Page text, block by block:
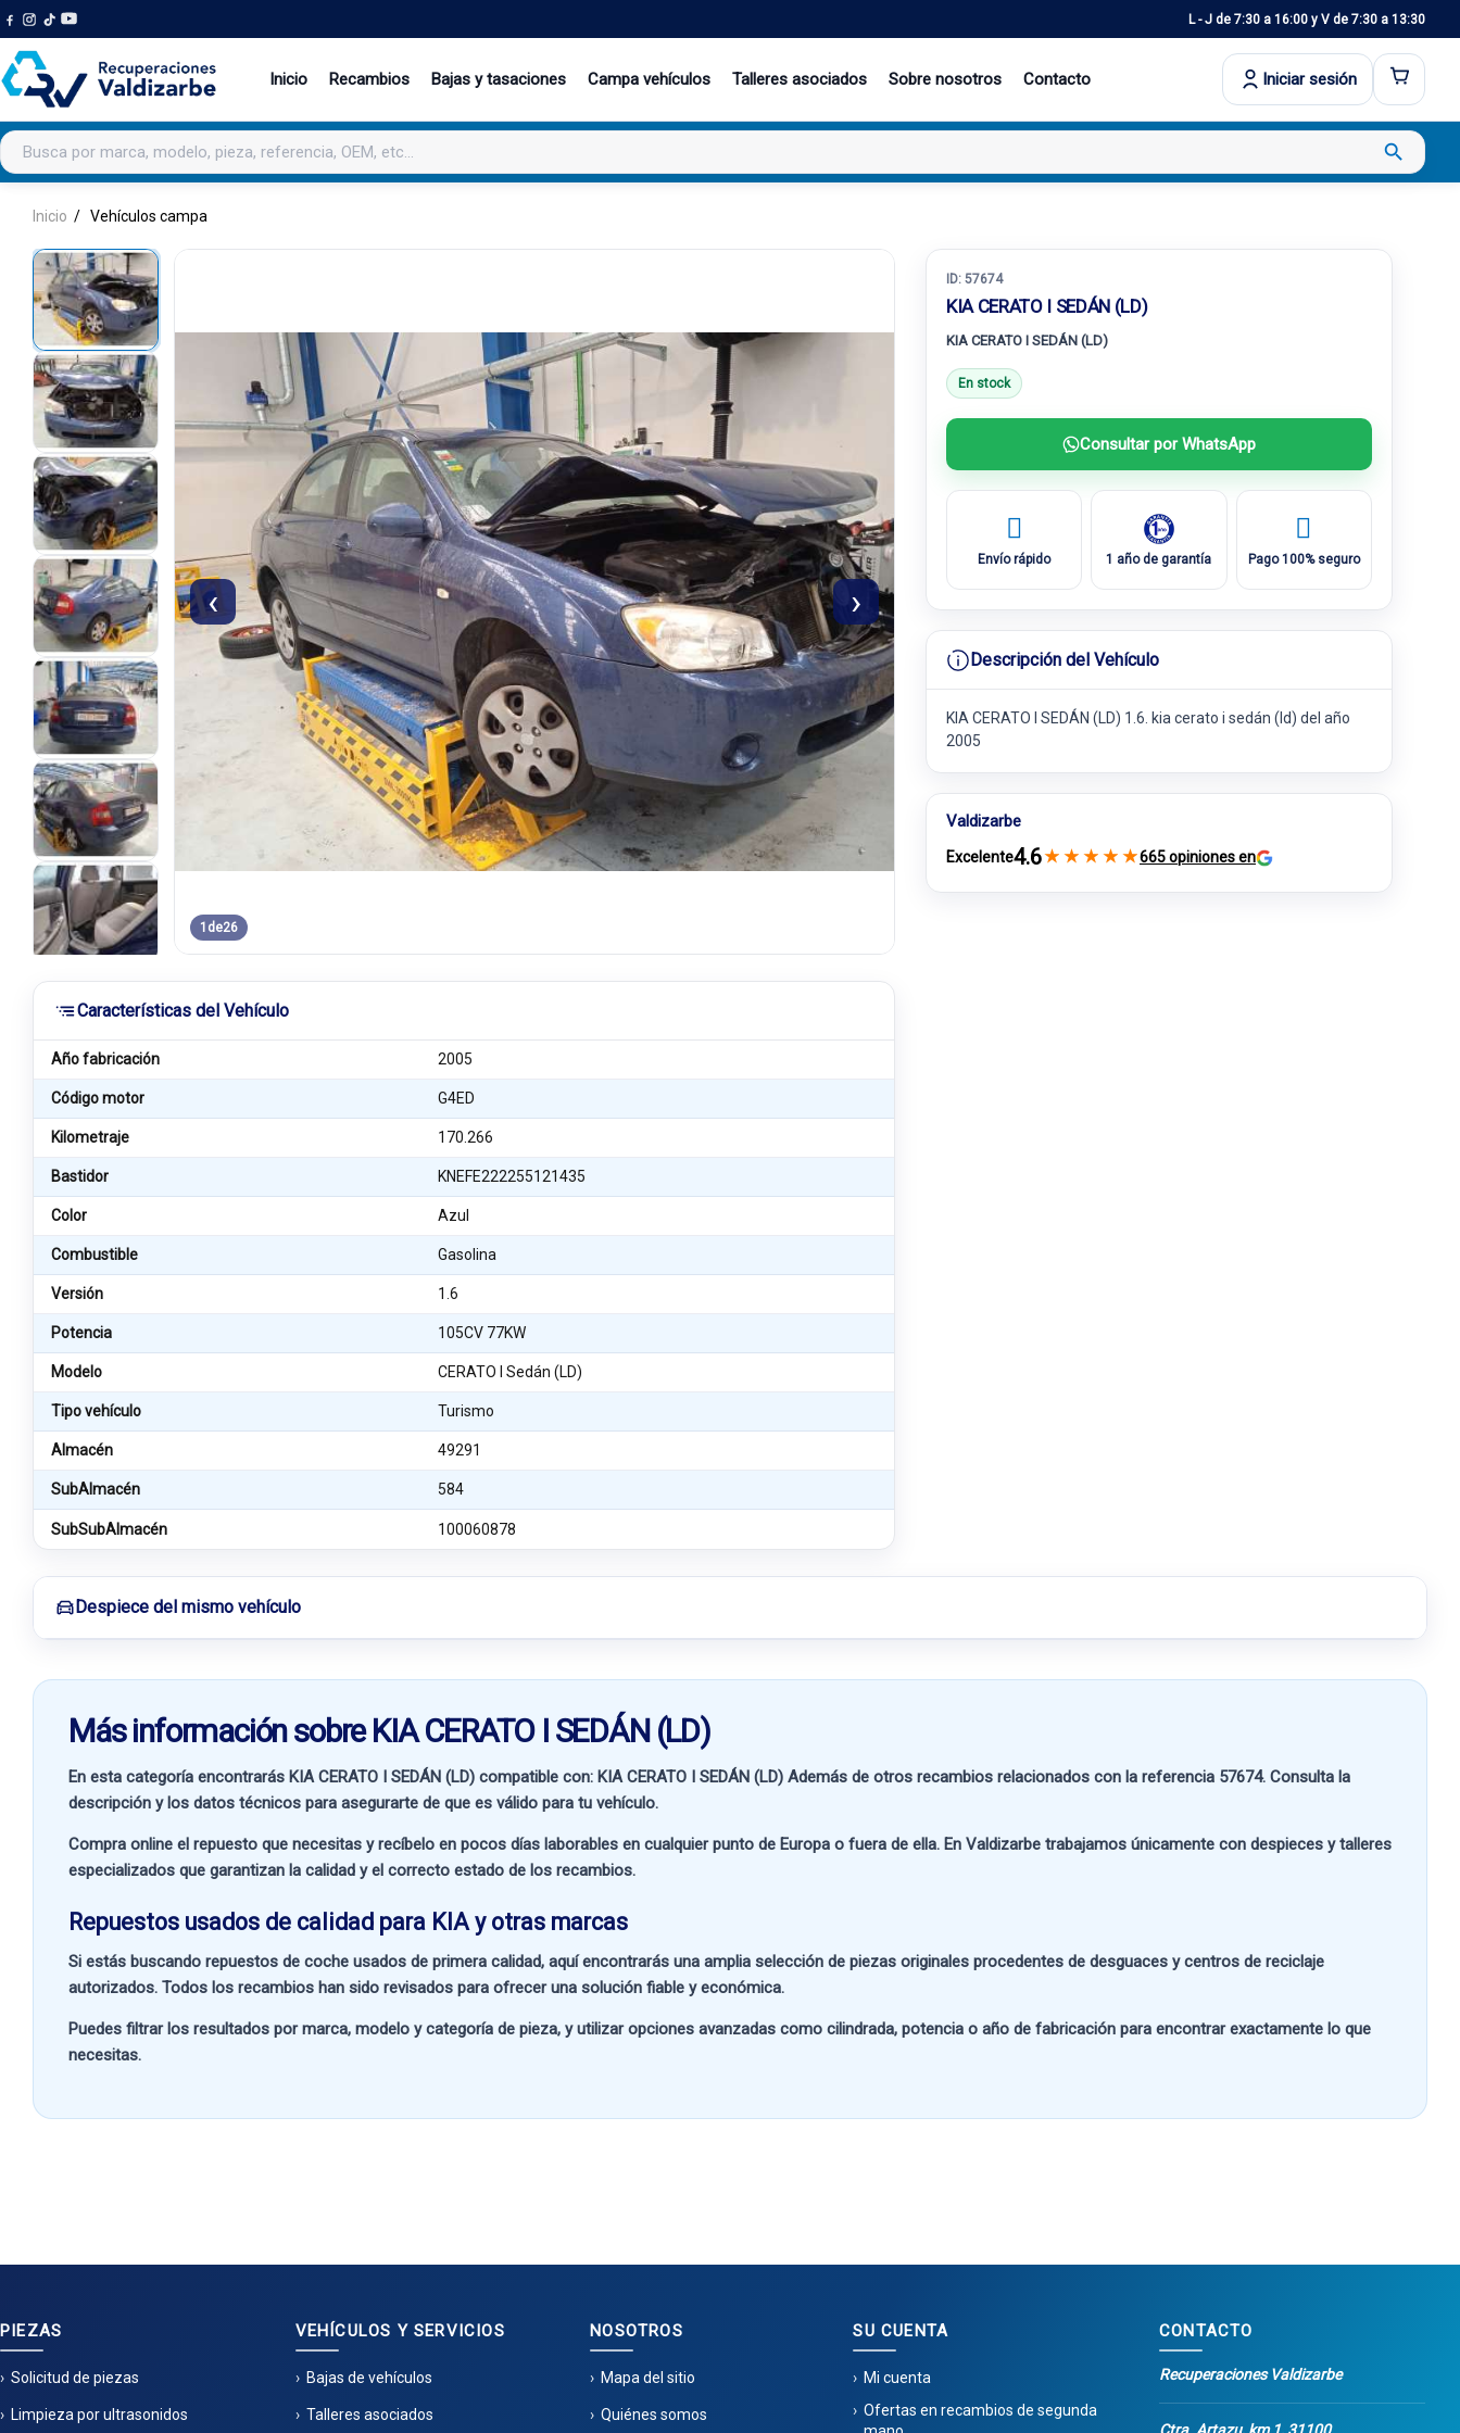
L - J de 7:30 a 16:00 y V de 7:30 a 13:30
Inicio Recambios Bajas y tasaciones Campa vehículos Talleres asociados Sobre nosotros Contacto Iniciar sesión
Buscar productos search
Inicio Vehículos campa
‹ ›
1 de26
Características del Vehículo
Año fabricación 2005
Código motor G4ED
Kilometraje 170.266
Bastidor KNEFE222255121435
Color Azul
Combustible Gasolina
Versión 1.6
Potencia 105CV 77KW
Modelo CERATO I Sedán (LD)
Tipo vehículo Turismo
Almacén 49291
SubAlmacén 584
SubSubAlmacén 100060878
ID: 57674
KIA CERATO I SEDÁN (LD)
KIA CERATO I SEDÁN (LD)
En stock
Consultar por WhatsApp
Envío rápido 1 año de garantía Pago 100% seguro
Descripción del Vehículo
KIA CERATO I SEDÁN (LD) 1.6. kia cerato i sedán (ld) del año
2005
Valdizarbe
Excelente4.6★ ★ ★ ★ ★665 opiniones en
Despiece del mismo vehículo
Más información sobre KIA CERATO I SEDÁN (LD)
En esta categoría encontrarás KIA CERATO I SEDÁN (LD) compatible con: KIA CERATO I SEDÁN (LD) Además de otros recambios relacionados con la referencia 57674. Consulta la
descripción y los datos técnicos para asegurarte de que es válido para tu vehículo.
Compra online el repuesto que necesitas y recíbelo en pocos días laborables en cualquier punto de Europa o fuera de ella. En Valdizarbe trabajamos únicamente con despieces y talleres
especializados que garantizan la calidad y el correcto estado de los recambios.
Repuestos usados de calidad para KIA y otras marcas
Si estás buscando repuestos de coche usados de primera calidad, aquí encontrarás una amplia selección de piezas originales procedentes de desguaces y centros de reciclaje
autorizados. Todos los recambios han sido revisados para ofrecer una solución fiable y económica.
Puedes filtrar los resultados pormarca, modelo y categoría de pieza, y utilizar opciones avanzadas como cilindrada, potencia o año de fabricación para encontrar exactamente lo que
necesitas.
PIEZAS
Solicitud de piezas
Limpieza por ultrasonidos
VEHÍCULOS Y SERVICIOS
Bajas de vehículos
Talleres asociados
NOSOTROS
Mapa del sitio
Quiénes somos
SU CUENTA
Mi cuenta
Ofertas en recambios de segunda
CONTACTO
Recuperaciones Valdizarbe